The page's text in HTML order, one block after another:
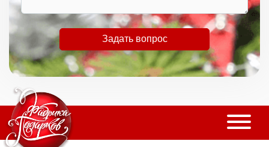
Задать вопрос